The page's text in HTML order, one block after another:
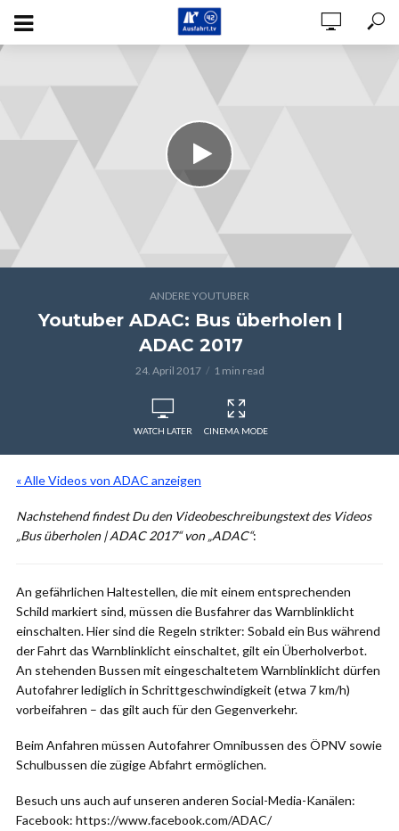
ANDERE YOUTUBER
Youtuber ADAC: Bus überholen |
ADAC 2017
24. April 2017 1 min read
WATCH LATER CINEMA MODE
« Alle Videos von ADAC anzeigen
Nachstehend findest Du den Videobeschreibungstext des Videos
„Bus überholen | ADAC 2017“ von „ADAC“:
An gefährlichen Haltestellen, die mit einem entsprechenden
Schild markiert sind, müssen die Busfahrer das Warnblinklicht
einschalten. Hier sind die Regeln strikter: Sobald ein Bus während
der Fahrt das Warnblinklicht einschaltet, gilt ein Überholverbot.
An stehenden Bussen mit eingeschaltetem Warnblinklicht dürfen
Autofahrer lediglich in Schrittgeschwindigkeit (etwa 7 km/h)
vorbeifahren – das gilt auch für den Gegenverkehr.
Beim Anfahren müssen Autofahrer Omnibussen des ÖPNV sowie
Schulbussen die zügige Abfahrt ermöglichen.
Besuch uns auch auf unseren anderen Social-Media-Kanälen:
Facebook: https://www.facebook.com/ADAC/